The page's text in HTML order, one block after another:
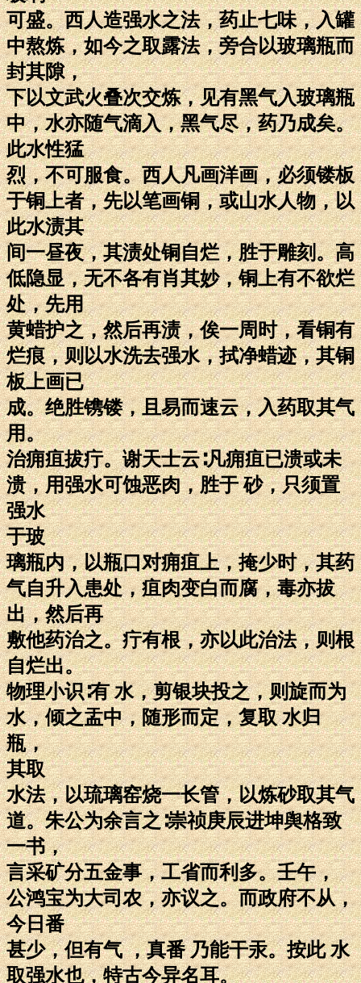
可盛。西人造强水之法，药止七味，入罐
中熬炼，如今之取露法，旁合以玻璃瓶而
封其隙，
下以文武火叠次交炼，见有黑气入玻璃瓶
中，水亦随气滴入，黑气尽，药乃成矣。
此水性猛
烈，不可服食。西人凡画洋画，必须镂板
于铜上者，先以笔画铜，或山水人物，以
此水渍其
间一昼夜，其渍处铜自烂，胜于雕刻。高
低隐显，无不各有肖其妙，铜上有不欲烂
处，先用
黄蜡护之，然后再渍，俟一周时，看铜有
烂痕，则以水洗去强水，拭净蜡迹，其铜
板上画已
成。绝胜镌镂，且易而速云，入药取其气
用。
治痈疽拔疔。谢天士云∶凡痈疽已溃或未
溃，用强水可蚀恶肉，胜于 砂，只须置
强水
于玻
璃瓶内，以瓶口对痈疽上，掩少时，其药
气自升入患处，疽肉变白而腐，毒亦拔
出，然后再
敷他药治之。疔有根，亦以此治法，则根
自烂出。
物理小识∶有 水，剪银块投之，则旋而为
水，倾之盂中，随形而定，复取 水归
瓶，
其取
水法，以琉璃窑烧一长管，以炼砂取其气
道。朱公为余言之∶崇祯庚辰进坤舆格致
一书，
言采矿分五金事，工省而利多。壬午，
公鸿宝为大司农，亦议之。而政府不从，
今日番
甚少，但有气 ，真番 乃能干汞。按此 水
取强水也，特古今异名耳。